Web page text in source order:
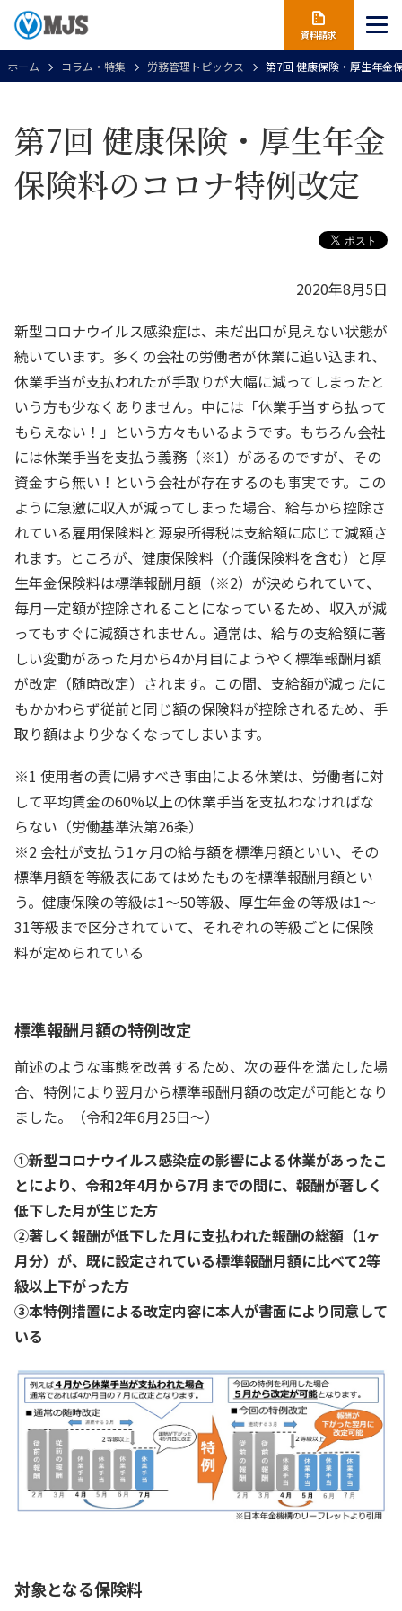
資料請求
ホーム コラム・特集 労務管理トピックス 第7回 健康保険・厚生年金
第7回 健康保険・厚生年金
保険料のコロナ特例改定
2020年8月5日
新型コロナウイルス感染症は、未だ出口が見えない状態が
続いています。多くの会社の労働者が休業に追い込まれ、
休業手当が支払われたが手取りが大幅に減ってしまったと
いう方も少なくありません。中には「休業手当すら払って
もらえない！」という方々もいるようです。もちろん会社
には休業手当を支払う義務 （※1） があるのですが、その
資金すら無い！という会社が存在するのも事実です。この
ように急激に収入が減ってしまった場合、給与から控除さ
れている雇用保険料と源泉所得税は支給額に応じて減額さ
れます。ところが、健康保険料（介護保険料を含む）と厚
生年金保険料は標準報酬月額 （※2） が決められていて、
毎月一定額が控除されることになっているため、収入が減
ってもすぐに減額されません。通常は、給与の支給額に著
しい変動があった月から4か月目にようやく標準報酬月額
が改定（随時改定）されます。この間、支給額が減ったに
もかかわらず従前と同じ額の保険料が控除されるため、手
取り額はより少なくなってしまいます。
※1 使用者の責に帰すべき事由による休業は、労働者に対
して平均賃金の60%以上の休業手当を支払わなければな
らない（労働基準法第26条）
※2 会社が支払う1ヶ月の給与額を標準月額といい、その
標準月額を等級表にあてはめたものを標準報酬月額とい
う。健康保険の等級は1～50等級、厚生年金の等級は1～
31等級まで区分されていて、それぞれの等級ごとに保険
料が定められている
標準報酬月額の特例改定
前述のような事態を改善するため、次の要件を満たした場
合、特例により翌月から標準報酬月額の改定が可能となり
ました。（令和2年6月25日～）
①新型コロナウイルス感染症の影響による休業があったこ
とにより、令和2年4月から7月までの間に、報酬が著しく
低下した月が生じた方
②著しく報酬が低下した月に支払われた報酬の総額（1ヶ
月分）が、既に設定されている標準報酬月額に比べて2等
級以上下がった方
③本特例措置による改定内容に本人が書面により同意して
いる
対象となる保険料